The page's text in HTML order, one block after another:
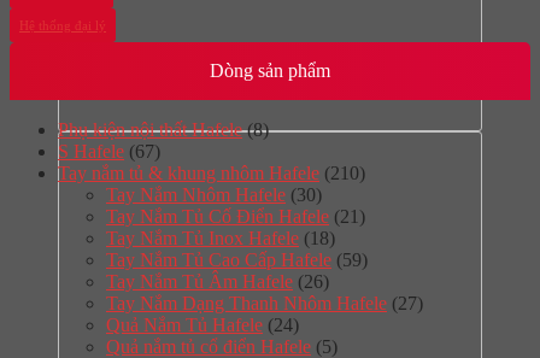
Hệ thống đại lý
Dòng sản phẩm
Phụ kiện nội thất Hafele (8)
S Hafele (67)
Tay nắm tủ & khung nhôm Hafele (210)
Tay Nắm Nhôm Hafele (30)
Tay Nắm Tủ Cố Điển Hafele (21)
Tay Nắm Tủ Inox Hafele (18)
Tay Nắm Tủ Cao Cấp Hafele (59)
Tay Nắm Tủ Âm Hafele (26)
Tay Nắm Dạng Thanh Nhôm Hafele (27)
Quả Nắm Tủ Hafele (24)
Quả nắm tủ cổ điển Hafele (5)